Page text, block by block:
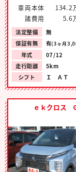
車両本体
134.2
諸費用
5.6
法定整備
無
保証有無
有(3ヶ月
年式
07/12
走行距離
5km
シフト
Ｉ ＡＴ
ｅｋクロス